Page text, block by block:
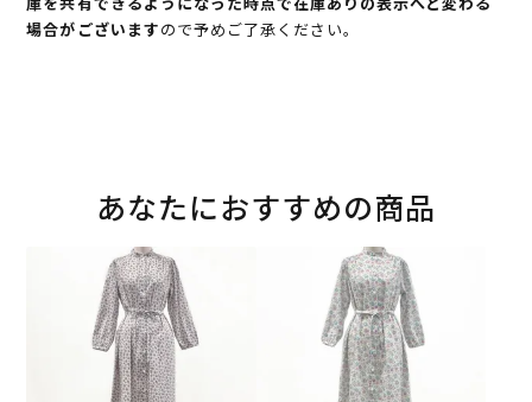
場合がございますので予めご了承ください。
あなたにおすすめの商品